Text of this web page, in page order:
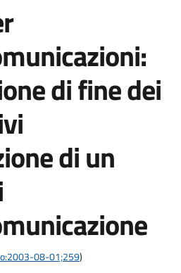
di fine dei
di un
08-01;259)